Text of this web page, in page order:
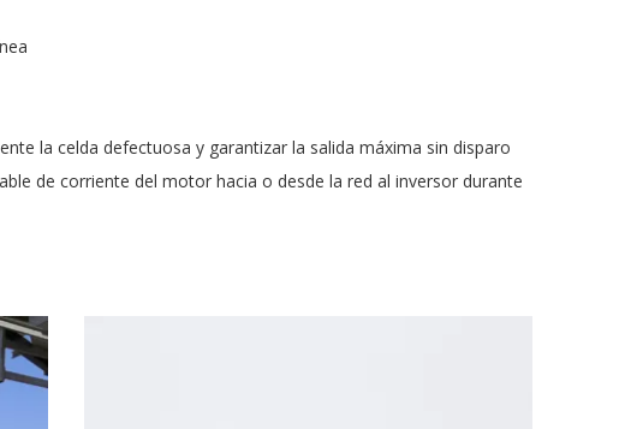
la celda defectuosa y garantizar la salida máxima sin disparo
de corriente del motor hacia o desde la red al inversor durante